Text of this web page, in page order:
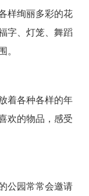
样绚丽多彩的花
字、灯笼、舞蹈
着各种各样的年
欢的物品，感受
公园常常会邀请